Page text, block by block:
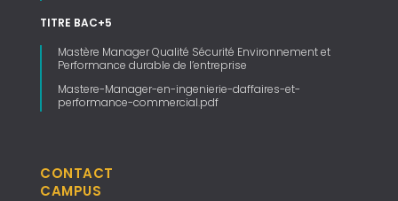
TITRE BAC+5
Mastère Manager Qualité Sécurité Environnement et
Performance durable de l’entreprise
Mastere-Manager-en-ingenierie-daffaires-et-
performance-commercial.pdf
CONTACT
CAMPUS